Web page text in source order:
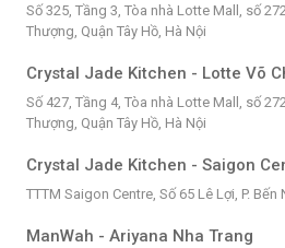
Số 325, Tầng 3, Tòa nhà Lotte Mall, số
Thượng, Quận Tây Hồ, Hà Nội
Crystal Jade Kitchen - Lotte Võ
Số 427, Tầng 4, Tòa nhà Lotte Mall, số
Thượng, Quận Tây Hồ, Hà Nội
Crystal Jade Kitchen - Saigon
TTTM Saigon Centre, Số 65 Lê Lợi, P. Bến
ManWah - Ariyana Nha Trang